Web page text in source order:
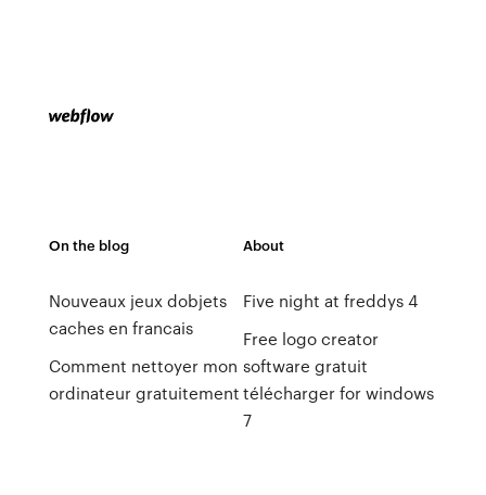
On the blog
Nouveaux jeux dobjets
caches en francais
Comment nettoyer mon
ordinateur gratuitement
About
Five night at freddys 4
Free logo creator
software gratuit
télécharger for windows
7